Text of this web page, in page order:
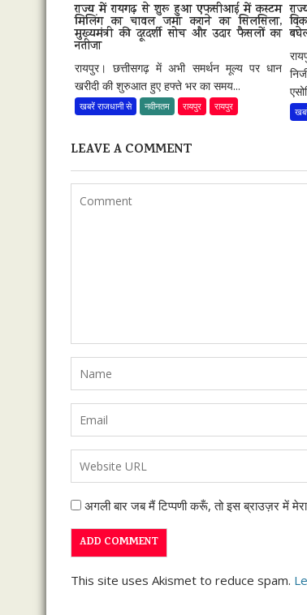
राज्य में रायगढ़ से शुरू हुआ एफसीआई में कस्टम
मिलिंग का चावल जमा कराने का सिलसिला,
मुख्यमंत्री की दूरदर्शी सोच और उदार फैसलों का
नतीजा
रायपुर। छत्तीसगढ़ में अभी समर्थन मूल्य पर धान
खरीदी की शुरुआत हुए हफ्ते भर का समय...
खबरें राजधानी से नवीनतम रायपुर रायपुर
LEAVE A COMMENT
अगली बार जब मैं टिप्पणी करूँ, तो इस ब्राउज़र में
This site uses Akismet to reduce spam.